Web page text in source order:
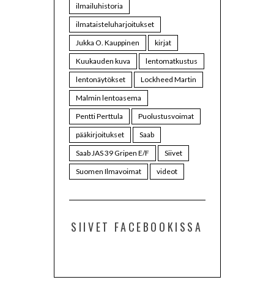
ilmailuhistoria
ilmataisteluharjoitukset
Jukka O. Kauppinen
kirjat
Kuukauden kuva
lentomatkustus
lentonäytökset
Lockheed Martin
Malmin lentoasema
Pentti Perttula
Puolustusvoimat
pääkirjoitukset
Saab
Saab JAS 39 Gripen E/F
Siivet
Suomen Ilmavoimat
videot
SIIVET FACEBOOKISSA